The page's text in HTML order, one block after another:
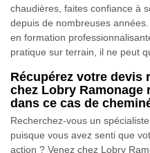
chaudières, faites confiance à
depuis de nombreuses
en formation
pratique sur terrain, il ne peut
Récupérez votre devis
chez Lobry Ramonage
dans ce cas de
Recherchez-vous un
puisque vous avez senti que
action ? Venez chez Lobry